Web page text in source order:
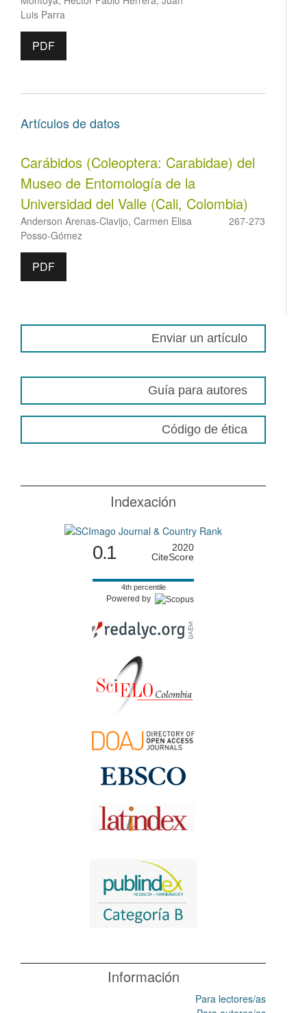
Luis Parra
PDF
Artículos de datos
Carábidos (Coleoptera: Carabidae) del
Museo de Entomología de la
Universidad del Valle (Cali, Colombia)
Anderson Arenas-Clavijo, Carmen Elisa
Posso-Gómez
267-273
PDF
Enviar un artículo
Guía para autores
Código de ética
Indexación
0.1
2020
CiteScore
4th percentile
Powered by
Información
Para lectores/as